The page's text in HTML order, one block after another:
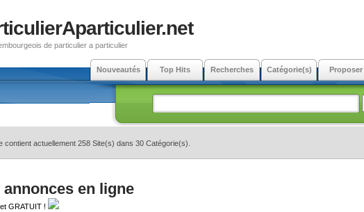
de particulier a particulier
Nouveautés Top Hits Recherches Catégorie(s) Proposer
contient actuellement 258 Site(s) dans 30 Catégorie(s).
annonces en ligne
GRATUIT !